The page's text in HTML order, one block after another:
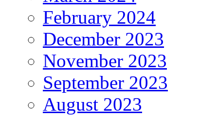
February 2024
December 2023
November 2023
September 2023
August 2023